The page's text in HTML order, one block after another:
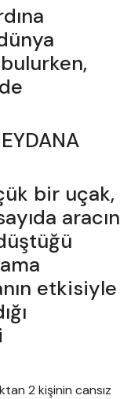
bir uçak,
aracın
etkisiyle
2 kişinin cansız